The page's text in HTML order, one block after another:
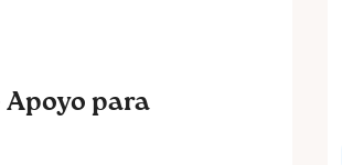
Apoyo para